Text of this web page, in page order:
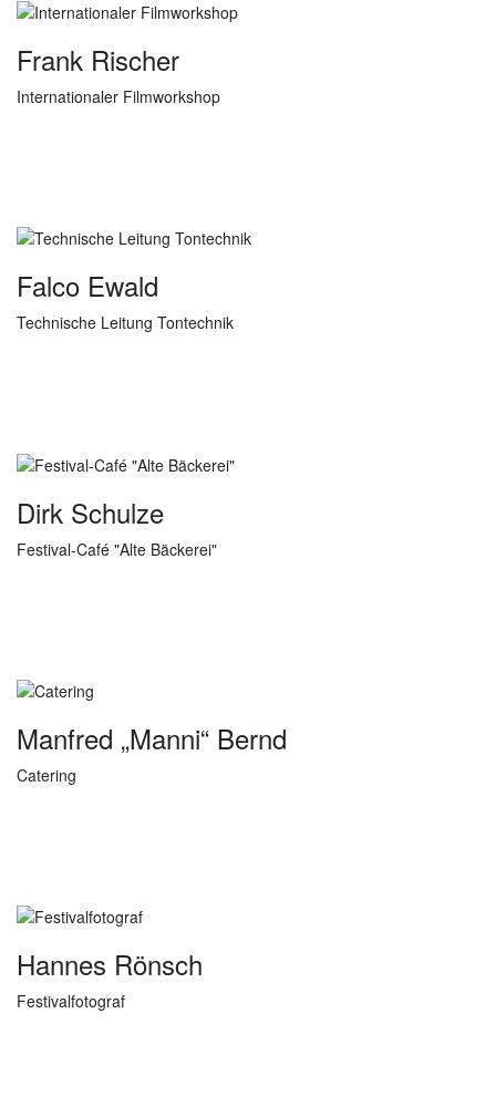
Frank Rischer
Internationaler Filmworkshop
Falco Ewald
Technische Leitung Tontechnik
Dirk Schulze
Festival-Café "Alte Bäckerei"
Manfred „Manni“ Bernd
Catering
Hannes Rönsch
Festivalfotograf